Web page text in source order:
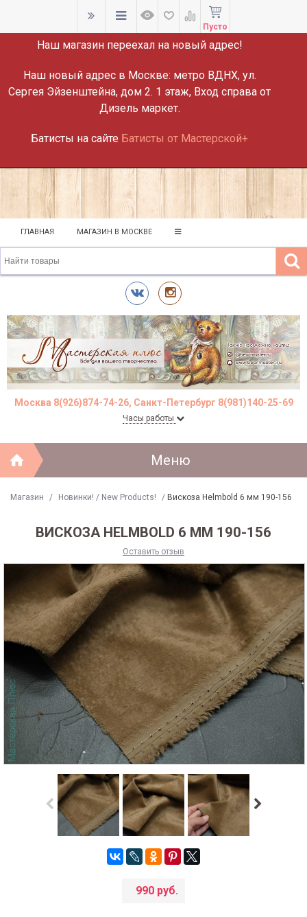
ВНИМАНИЕ!
Наш магазин переехал на новый адрес!
Наш новый адрес в Москве: метро ВДНХ, ул.
Сергея Эйзенштейна, дом 2. 1 этаж, Вход справа от
Дизель маркет.
Батисты на сайте Батисты от Мастерской+
Пусто
ГЛАВНАЯ МАГАЗИН В МОСКВЕ
Москва 8(926)874-74-26, Санкт-Петербург 8(981)140-25-69
Часы работы
Меню
Магазин / Новинки! / New Products! / Вискоза Helmbold 6 мм 190-156
ВИСКОЗА HELMBOLD 6 ММ 190-156
Оставить отзыв
990 руб.